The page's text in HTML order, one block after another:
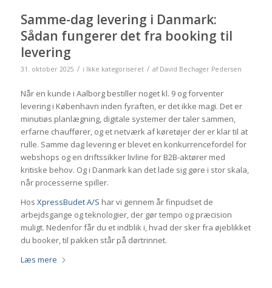
Samme-dag levering i Danmark:
Sådan fungerer det fra booking til
levering
31. oktober 2025 / i Ikke kategoriseret / af David Bechager Pedersen
Når en kunde i Aalborg bestiller noget kl. 9 og forventer
levering i København inden fyraften, er det ikke magi. Det er
minutiøs planlægning, digitale systemer der taler sammen,
erfarne chauffører, og et netværk af køretøjer der er klar til at
rulle. Samme dag levering er blevet en konkurrencefordel for
webshops og en driftssikker livline for B2B-aktører med
kritiske behov. Og i Danmark kan det lade sig gøre i stor skala,
når processerne spiller.
Hos XpressBudet A/S har vi gennem år finpudset de
arbejdsgange og teknologier, der gør tempo og præcision
muligt. Nedenfor får du et indblik i, hvad der sker fra øjeblikket
du booker, til pakken står på dørtrinnet.
Læs mere